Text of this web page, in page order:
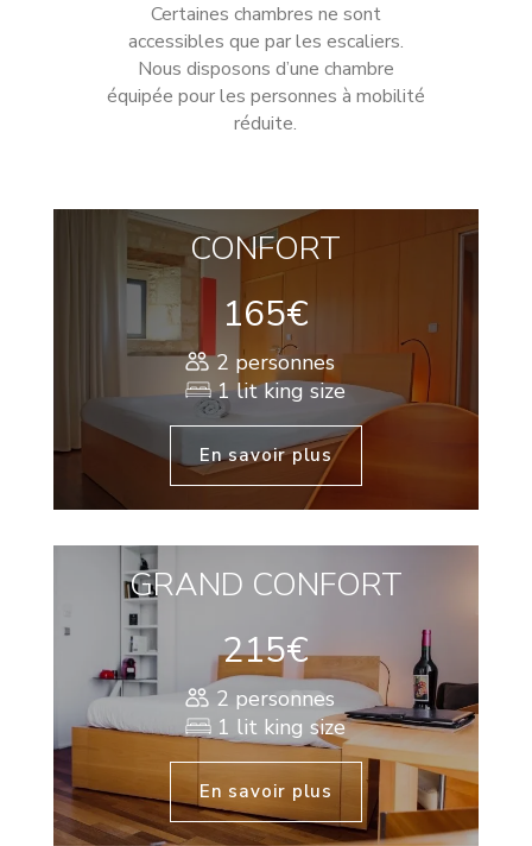
Certaines chambres ne sont
accessibles que par les escaliers.
Nous disposons d’une chambre
équipée pour les personnes à mobilité
réduite.
CONFORT
165€
2 personnes
1 lit king size
En savoir plus
GRAND CONFORT
215€
2 personnes
1 lit king size
En savoir plus